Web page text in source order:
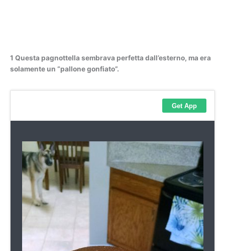
1 Questa pagnottella sembrava perfetta dall’esterno, ma era
solamente un “pallone gonfiato”.